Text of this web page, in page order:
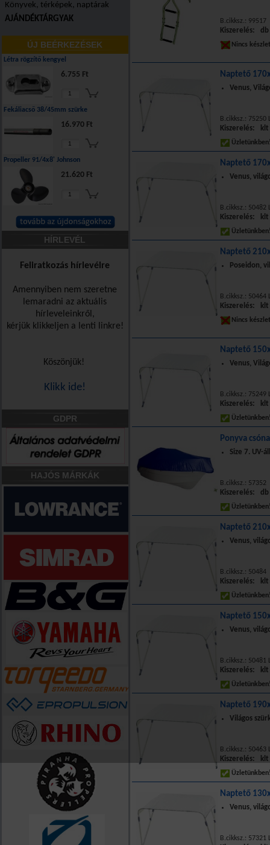
Könyvek, térképek, naptárak
AJÁNDÉKTÁRGYAK
ÚJ BEÉRKEZÉSEK
Létra rögzítő kengyel
6.755 Ft
Fekáliacső 38/45mm szürke
16.970 Ft
Propeller 91/4x8' Johnson
21.620 Ft
HÍRLEVÉL
Feliratkozás hírlevélre
Amennyiben nem szeretne
lemaradni az aktuális
hírleveleinkről,
kérjük klikkeljen a lenti linkre!
Köszönjük!
Klikk ide!
GDPR
HAJÓS MÁRKÁK
B.cikksz.: 99517
Kiszerelés: db
Nincs
Naptető
Venus,
B.cikksz.: 75250
Kiszerelés: klt
Naptető
Venus,
B.cikksz.: 50482
Kiszerelés: klt
Naptető
Poseidon,
B.cikksz.: 50464
Kiszerelés: klt
Nincs
Naptető
Venus,
B.cikksz.: 75249
Kiszerelés: klt
Ponyva
Size 7. UV-
B.cikksz.: 57352
Kiszerelés: db
Naptető
Venus,
B.cikksz.: 50484
Kiszerelés: klt
Naptető
Venus,
B.cikksz.: 50481
Kiszerelés: klt
Naptető
Világos
B.cikksz.: 50463
Kiszerelés: klt
Naptető
Venus,
B.cikksz.: 57321